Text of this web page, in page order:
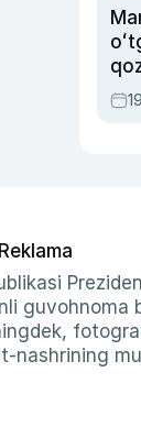
Reklama
guvohnoma
nashrining